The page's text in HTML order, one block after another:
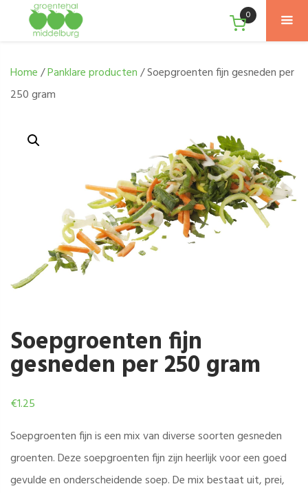
0
Home/Panklare producten/ Soepgroenten fijn gesneden per
250 gram
Soepgroenten fijn
gesneden per 250 gram
€1.25
Soepgroenten fijn is een mix van diverse soorten gesneden
groenten. Deze soepgroenten fijn zijn heerlijk voor een goed
gevulde en onderscheidende soep. De mix bestaat uit, prei,